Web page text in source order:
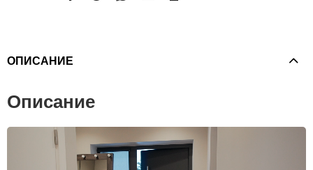
ОПИСАНИЕ
Описание